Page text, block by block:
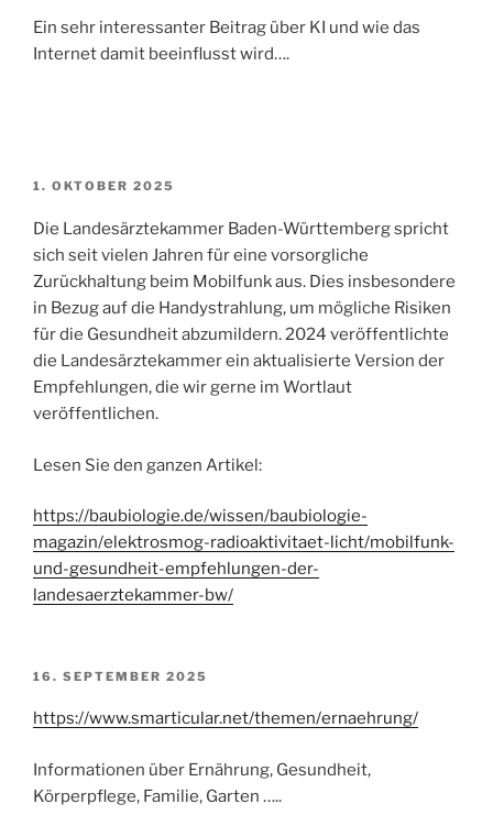
Ein sehr interessanter Beitrag über KI und wie das
Internet damit beeinflusst wird….
VERÖFFENTLICHT
1. OKTOBER 2025
Die Landesärztekammer Baden-Württemberg spricht
sich seit vielen Jahren für eine vorsorgliche
Zurückhaltung beim Mobilfunk aus. Dies insbesondere
in Bezug auf die Handystrahlung, um mögliche Risiken
für die Gesundheit abzumildern. 2024 veröffentlichte
die Landesärztekammer ein aktualisierte Version der
Empfehlungen, die wir gerne im Wortlaut
veröffentlichen.
Lesen Sie den ganzen Artikel:
https://baubiologie.de/wissen/baubiologie-
magazin/elektrosmog-radioaktivitaet-licht/mobilfunk-
und-gesundheit-empfehlungen-der-
landesaerztekammer-bw/
VERÖFFENTLICHT
16. SEPTEMBER 2025
https://www.smarticular.net/themen/ernaehrung/
Informationen über Ernährung, Gesundheit,
Körperpflege, Familie, Garten …..